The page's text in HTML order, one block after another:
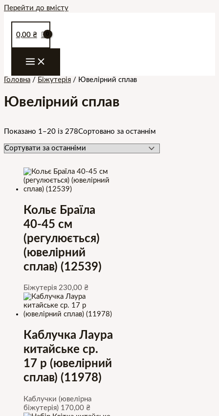
Перейти до вмісту
0,00 ₴
Головна / Біжутерія / Ювелірний сплав
Ювелірний сплав
Показано 1–20 із 278Сортовано за останнім
Кольє Браїла
40-45 см
(регулюється)
(ювелірний
сплав) (12539)
Біжутерія 230,00 ₴
Каблучка Лаура
китайське ср.
17 р (ювелірний
сплав) (11978)
Каблучки (ювелірна
біжутерія) 170,00 ₴